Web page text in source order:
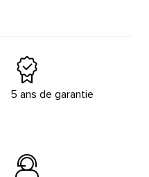
5 ans de garantie